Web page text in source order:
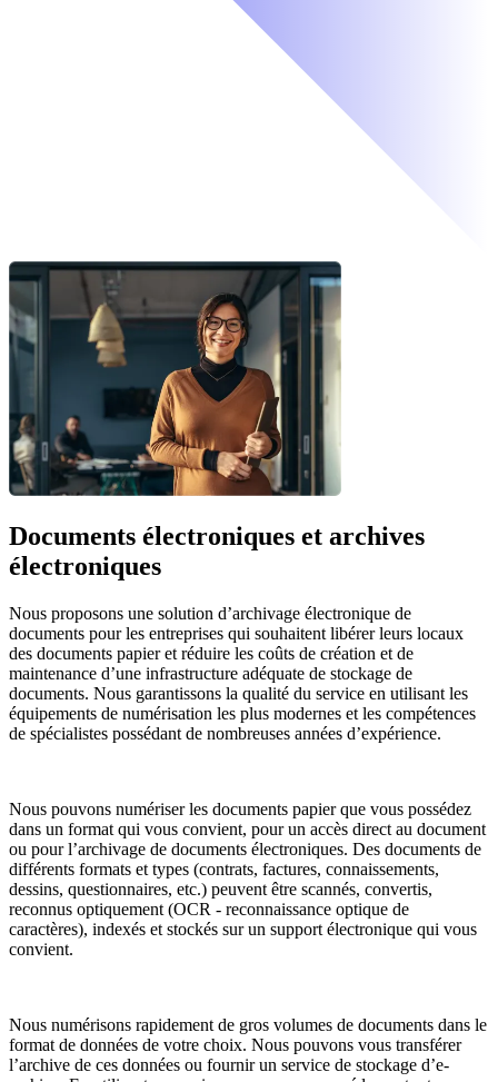
Documents électroniques et archives
électroniques
Nous proposons une solution d’archivage électronique de
documents pour les entreprises qui souhaitent libérer leurs locaux
des documents papier et réduire les coûts de création et de
maintenance d’une infrastructure adéquate de stockage de
documents. Nous garantissons la qualité du service en utilisant les
équipements de numérisation les plus modernes et les compétences
de spécialistes possédant de nombreuses années d’expérience.
Nous pouvons numériser les documents papier que vous possédez
dans un format qui vous convient, pour un accès direct au document
ou pour l’archivage de documents électroniques. Des documents de
différents formats et types (contrats, factures, connaissements,
dessins, questionnaires, etc.) peuvent être scannés, convertis,
reconnus optiquement (OCR - reconnaissance optique de
caractères), indexés et stockés sur un support électronique qui vous
convient.
Nous numérisons rapidement de gros volumes de documents dans le
format de données de votre choix. Nous pouvons vous transférer
l’archive de ces données ou fournir un service de stockage d’e-